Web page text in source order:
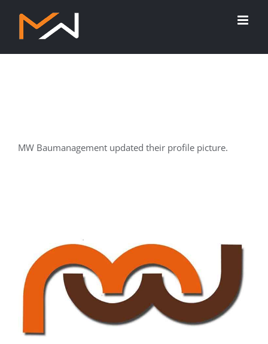
MW Baumanagement updated their profile picture.